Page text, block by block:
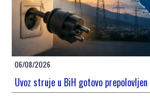
06/08/2026
Uvoz struje u BiH gotovo prepolovljen